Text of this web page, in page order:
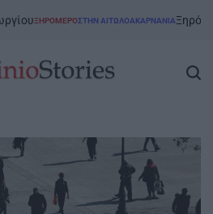
ΞΗΡΟΜΕΡΟΣΤΗΝ ΑΙΤΩΛΟΑΚΑΡΝΑΝΊΑΞηρόμερο | 8/